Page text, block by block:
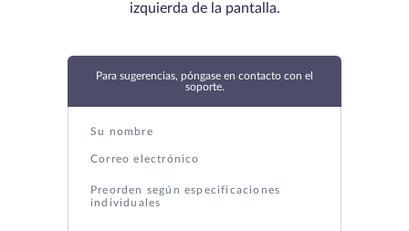
izquierda de la pantalla.
Para sugerencias, póngase en contacto con el
soporte.